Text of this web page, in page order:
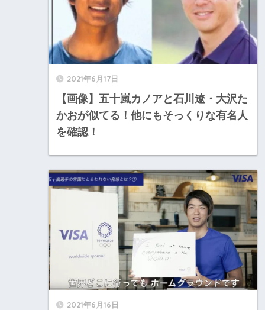
2021年6月17日
【画像】五十嵐カノアと石川遼・大沢た
かおが似てる！他にもそっくりな有名人
を確認！
2021年6月16日